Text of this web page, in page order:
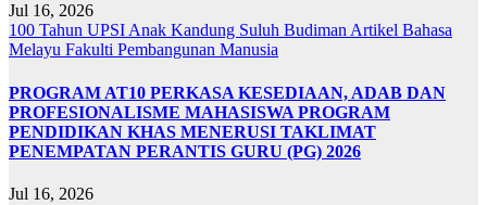
Jul 16, 2026
100 Tahun UPSI Anak Kandung Suluh Budiman Artikel Bahasa
Melayu Fakulti Pembangunan Manusia
PROGRAM AT10 PERKASA KESEDIAAN, ADAB DAN
PROFESIONALISME MAHASISWA PROGRAM
PENDIDIKAN KHAS MENERUSI TAKLIMAT
PENEMPATAN PERANTIS GURU (PG) 2026
Jul 16, 2026